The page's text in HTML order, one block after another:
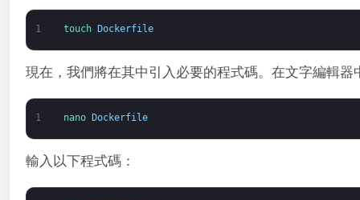
1 touch Dockerfile
現在，我們將在其中引入必要的程式碼。在文字編輯器
1 nano Dockerfile
輸入以下程式碼：